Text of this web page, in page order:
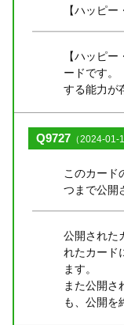
【ハッピ
【ハッピ
ードです。
する能力が
Q9727 （2024-01-
このカード
つまで公開
公開された
れたカード
ます。
また公開さ
も、公開を